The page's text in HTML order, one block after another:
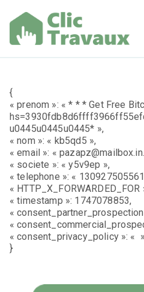
contenu
{
« prenom »: « * * * Get Free
u0445u0445u0445* »,
« nom »: « kb5qd5 »,
« email »: «
« societe »: « y5v9ep »,
« telephone »: «
«
« timestamp »: 1747078853,
«
«
« consent_privacy_policy »: « »
}